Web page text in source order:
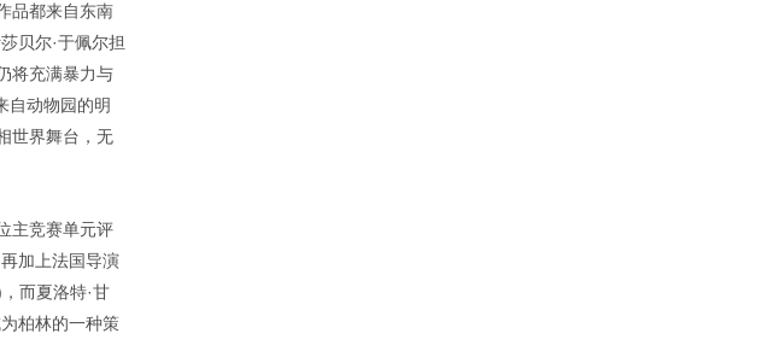
品都来自东南
贝尔·于佩尔担
将充满暴力与
自动物园的明
世界舞台，无
主竞赛单元评
加上法国导演
而夏洛特·甘
柏林的一种策